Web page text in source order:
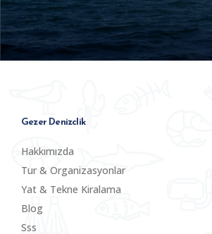
Gezer Denizclik
Hakkımızda
Tur & Organizasyonlar
Yat & Tekne Kiralama
Blog
Sss